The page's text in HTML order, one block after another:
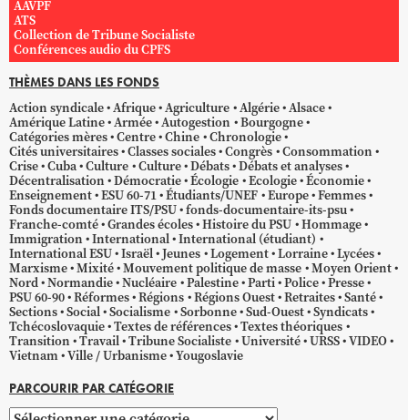
AAVPF
ATS
Collection de Tribune Socialiste
Conférences audio du CPFS
THÈMES DANS LES FONDS
Action syndicale Afrique Agriculture Algérie Alsace
Amérique Latine Armée Autogestion
Bourgogne
Catégories mères Centre Chine Chronologie
Cités universitaires Classes sociales Congrès Consommation
Crise Cuba Culture Culture Débats Débats et analyses
Décentralisation Démocratie Écologie Ecologie Économie
Enseignement ESU 60-71 Étudiants/UNEF Europe Femmes
Fonds documentaire ITS/PSU fonds-documentaire-its-psu
Franche-comté Grandes écoles Histoire du PSU Hommage
Immigration International International (étudiant)
International ESU Israël Jeunes Logement Lorraine Lycées
Marxisme Mixité Mouvement politique de masse Moyen Orient
Nord Normandie Nucléaire Palestine Parti Police Presse
PSU 60-90 Réformes Régions Régions Ouest Retraites Santé
Sections Social Socialisme Sorbonne Sud-Ouest Syndicats
Tchécoslovaquie Textes de références Textes théoriques
Transition Travail Tribune Socialiste Université URSS VIDEO
Vietnam Ville / Urbanisme Yougoslavie
PARCOURIR PAR CATÉGORIE
Parcourir